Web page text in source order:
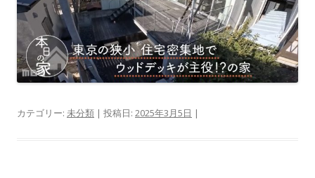
カテゴリー: 未分類 | 投稿日: 2025年3月5日 |